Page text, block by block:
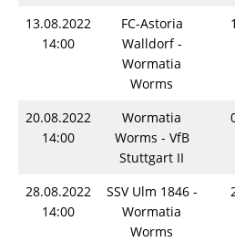
13.08.2022
14:00
FC-Astoria
Walldorf -
Wormatia
Worms
20.08.2022
14:00
Wormatia
Worms - VfB
Stuttgart II
28.08.2022
14:00
SSV Ulm 1846 -
Wormatia
Worms